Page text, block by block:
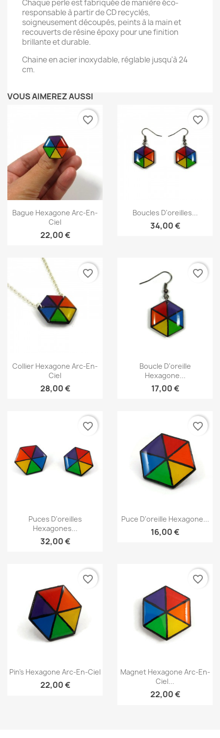
Chaque perle est fabriquée de manière éco-
responsable à partir de CD recyclés,
soigneusement découpés, peints à la main et
recouverts de résine époxy pour une finition
brillante et durable.
Chaine en acier inoxydable, réglable jusqu'à 24
cm.
VOUS AIMEREZ AUSSI
Aperçu rapide
Bague Hexagone Arc-En-
Ciel
22,00 €
favorite_border
Aperçu rapide
Boucles D'oreilles...
34,00 €
favorite_border
Aperçu rapide
Collier Hexagone Arc-En-
Ciel
28,00 €
favorite_border
Aperçu rapide
Boucle D'oreille
Hexagone...
17,00 €
favorite_border
Aperçu rapide
Puces D'oreilles
Hexagones...
32,00 €
favorite_border
Aperçu rapide
Puce D'oreille Hexagone...
16,00 €
favorite_border
Aperçu rapide
Pin's Hexagone Arc-En-Ciel
22,00 €
favorite_border
Aperçu rapide
Magnet Hexagone Arc-En-
Ciel...
22,00 €
favorite_border